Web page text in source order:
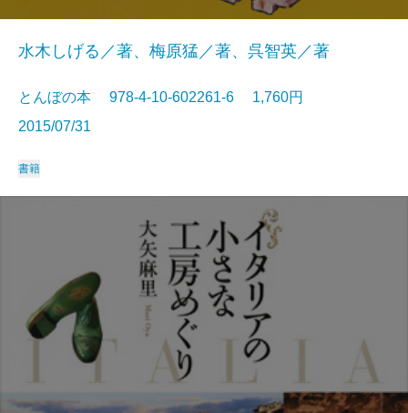
水木しげる／著、梅原猛／著、呉智英／著
とんぼの本 978-4-10-602261-6 1,760円
2015/07/31
書籍